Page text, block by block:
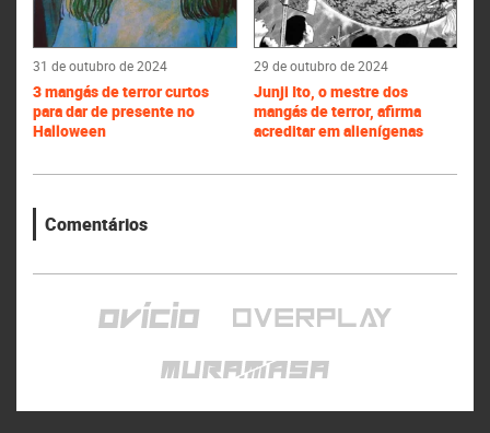
31 de outubro de 2024
3 mangás de terror curtos
para dar de presente no
Halloween
29 de outubro de 2024
Junji Ito, o mestre dos
mangás de terror, afirma
acreditar em alienígenas
Comentários